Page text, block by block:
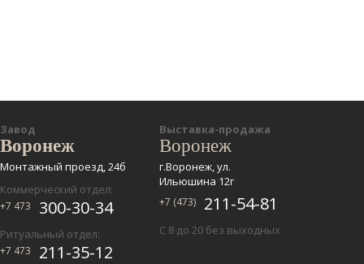
Завод
Воронеж
Монтажный проезд, 24б
Коммерческий отдел:
+7 473 300-30-34
Ритуальный отдел:
+7 473 211-35-12
Выставка-продажа
Воронеж
г.Воронеж, ул.
Ильюшина 12г
+7 (473) 211-54-81
С 8 до 20 без выходных